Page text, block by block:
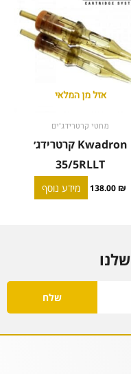
אזל מן המלאי
מחטי קרטרידג'ים
Kwadron קרטרידג׳
35/5RLLT
138.00 ₪ מידע נוסף
שלח